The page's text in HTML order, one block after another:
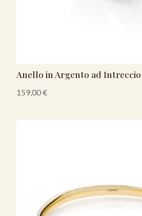
Anello in Argento ad Intreccio
159,00€